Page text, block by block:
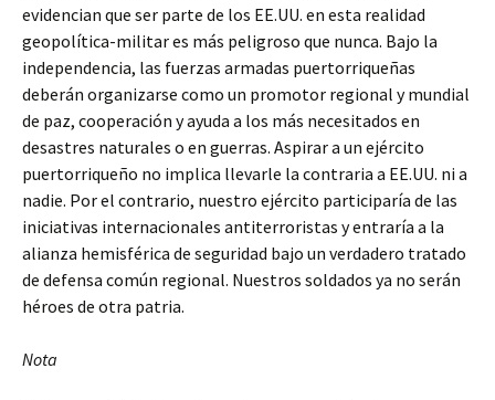
evidencian que ser parte de los EE.UU. en esta realidad
geopolítica-militar es más peligroso que nunca. Bajo la
independencia, las fuerzas armadas puertorriqueñas
deberán organizarse como un promotor regional y mundial
de paz, cooperación y ayuda a los más necesitados en
desastres naturales o en guerras. Aspirar a un ejército
puertorriqueño no implica llevarle la contraria a EE.UU. ni a
nadie. Por el contrario, nuestro ejército participaría de las
iniciativas internacionales antiterroristas y entraría a la
alianza hemisférica de seguridad bajo un verdadero tratado
de defensa común regional. Nuestros soldados ya no serán
héroes de otra patria.
Nota